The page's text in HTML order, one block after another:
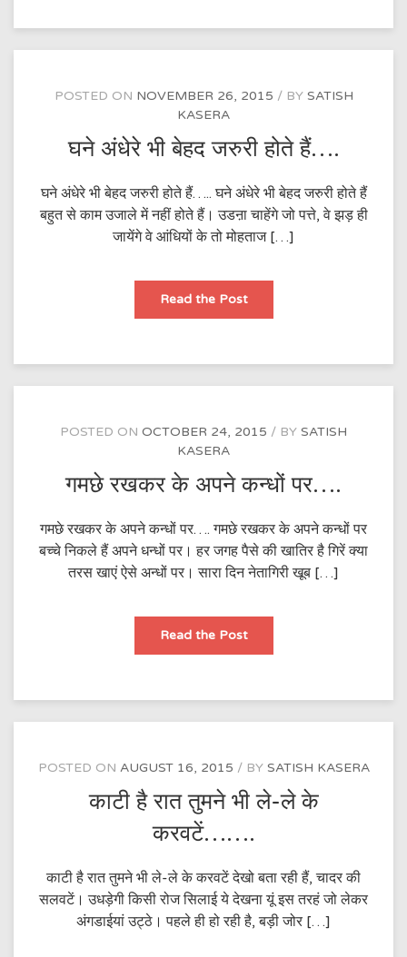
….
POSTED ON NOVEMBER 26, 2015 BY SATISH
KASERA
घने अंधेरे भी बेहद जरुरी होते हैं….
घने अंधेरे भी बेहद जरुरी होते हैं….. घने अंधेरे भी बेहद जरुरी होते हैं
बहुत से काम उजाले में नहीं होते हैं। उडऩा चाहेंगे जो पत्ते, वे झड़ ही
जायेंगे वे आंधियों के तो मोहताज […]
Read the Postघने
भी
होते
POSTED ON OCTOBER 24, 2015 BY SATISH
KASERA
गमछे रखकर के अपने कन्धों पर….
गमछे रखकर के अपने कन्धों पर…. गमछे रखकर के अपने कन्धों पर
बच्चे निकले हैं अपने धन्धों पर। हर जगह पैसे की खातिर है गिरें क्या
तरस खाएं ऐसे अन्धों पर। सारा दिन नेतागिरी खूब […]
Read the Postगमछे
के
पर….
POSTED ON AUGUST 16, 2015 BY SATISH KASERA
काटी है रात तुमने भी ले-ले के
करवटें…….
काटी है रात तुमने भी ले-ले के करवटें देखो बता रही हैं, चादर की
सलवटें। उधड़ेगी किसी रोज सिलाई ये देखना यूं इस तरहं जो लेकर
अंगडाईयां उट्ठे। पहले ही हो रही है, बड़ी जोर […]